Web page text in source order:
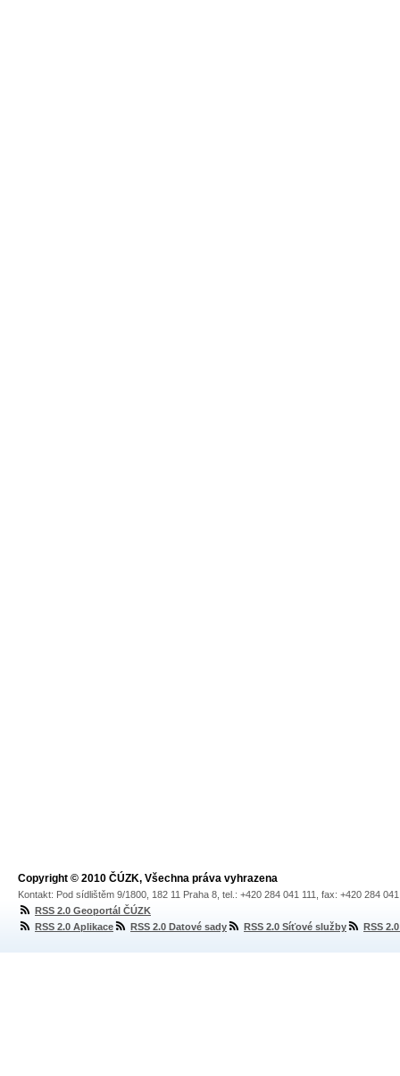
Copyright © 2010 ČÚZK, Všechna práva vyhrazena
Kontakt: Pod sídlištěm 9/1800, 182 11 Praha 8, tel.: +420 284 041 111, fax: +420 284
RSS 2.0 Geoportál ČÚZK
RSS 2.0 Aplikace
RSS 2.0 Datové sady RSS 2.0 Síťové služby RSS